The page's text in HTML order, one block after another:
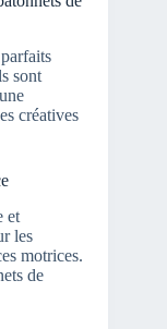
sont
créatives
et
les
motrices.
de